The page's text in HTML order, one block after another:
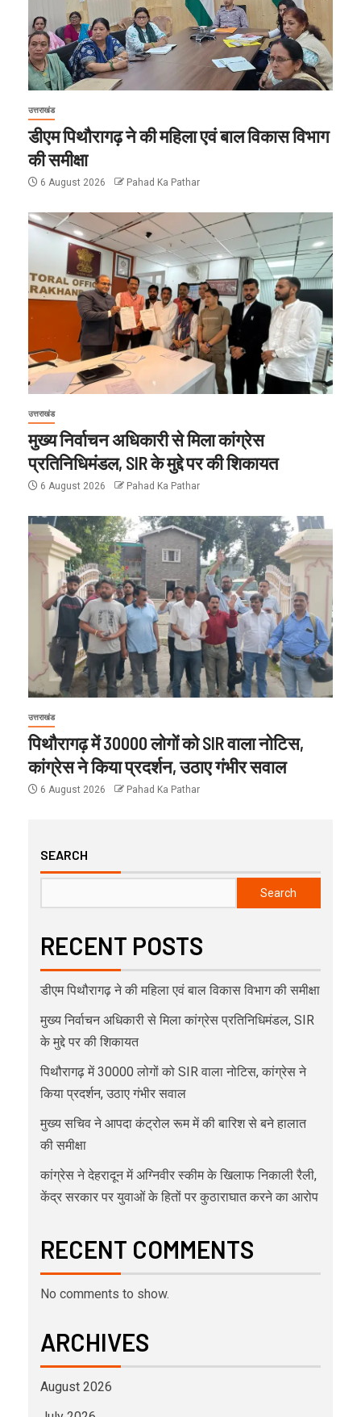
उत्तराखंड
डीएम पिथौरागढ़ ने की महिला एवं बाल विकास विभाग
की समीक्षा
6 August 2026 Pahad Ka Pathar
उत्तराखंड
मुख्य निर्वाचन अधिकारी से मिला कांग्रेस
प्रतिनिधिमंडल, SIR के मुद्दे पर की शिकायत
6 August 2026 Pahad Ka Pathar
उत्तराखंड
पिथौरागढ़ में 30000 लोगों को SIR वाला नोटिस,
कांग्रेस ने किया प्रदर्शन, उठाए गंभीर सवाल
6 August 2026 Pahad Ka Pathar
SEARCH
Search
RECENT POSTS
डीएम पिथौरागढ़ ने की महिला एवं बाल विकास विभाग की समीक्षा
मुख्य निर्वाचन अधिकारी से मिला कांग्रेस प्रतिनिधिमंडल, SIR
के मुद्दे पर की शिकायत
पिथौरागढ़ में 30000 लोगों को SIR वाला नोटिस, कांग्रेस ने
किया प्रदर्शन, उठाए गंभीर सवाल
मुख्य सचिव ने आपदा कंट्रोल रूम में की बारिश से बने हालात
की समीक्षा
कांग्रेस ने देहरादून में अग्निवीर स्कीम के खिलाफ निकाली रैली,
केंद्र सरकार पर युवाओं के हितों पर कुठाराघात करने का आरोप
RECENT COMMENTS
No comments to show.
ARCHIVES
August 2026